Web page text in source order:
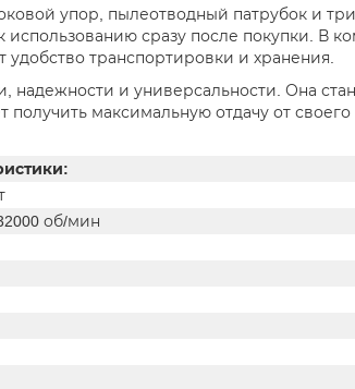
упор, пылеотводный патрубок и
использованию сразу после покупки. В
удобство транспортировки и хранения.
и универсальности. Она
получить максимальную отдачу от своего
об/мин